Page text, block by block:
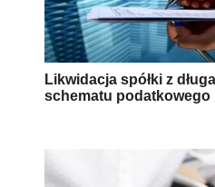
Likwidacja spółki z
schematu podatkowego